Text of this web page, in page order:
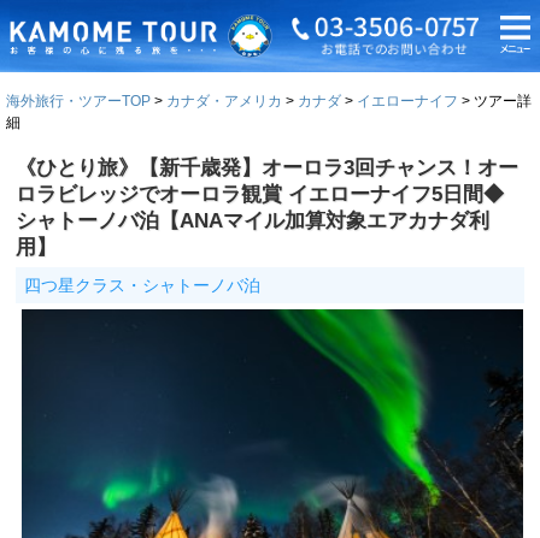
海外旅行・ツアーTOP カナダ・アメリカ カナダ イエローナイフ
ツアー詳
細
《ひとり旅》【新千歳発】オーロラ3回チャンス！オー
ロラビレッジでオーロラ観賞 イエローナイフ5日間◆
シャトーノバ泊【ANAマイル加算対象エアカナダ利
用】
四つ星クラス・シャトーノバ泊